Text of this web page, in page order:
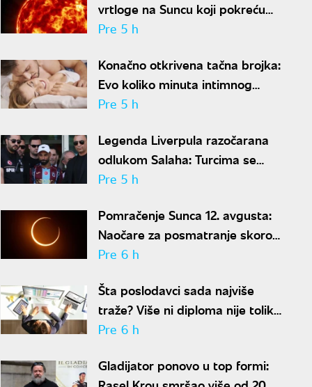
vrtloge na Suncu koji pokreću
solarne baklje
Pre 5 h
Konačno otkrivena tačna brojka:
Evo koliko minuta intimnog
odnosa je ženi potrebno da bi
Pre 5 h
Legenda Liverpula razočarana
odlukom Salaha: Turcima se
neće dopasti ove reči
Pre 5 h
Pomračenje Sunca 12. avgusta:
Naočare za posmatranje skoro
rasprodate
Pre 6 h
Šta poslodavci sada najviše
traže? Više ni diploma nije toliko
važna
Pre 6 h
Gladijator ponovo u top formi: